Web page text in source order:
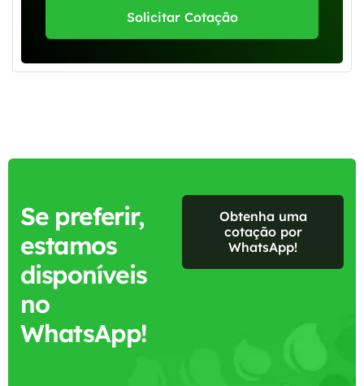
Solicitar Cotação
Se preferir,
estamos
disponíveis
no
WhatsApp!
Obtenha uma
cotação por
WhatsApp!